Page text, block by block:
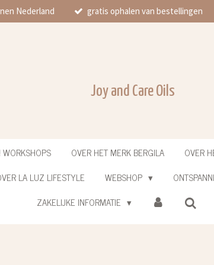
Nederland gratis ophalen van bestellingen
Joy and Care Oils
OVER HET MERK BERGILA OVER
LA LUZ LIFESTYLE WEBSHOP
ZAKELIJKE INFORMATIE